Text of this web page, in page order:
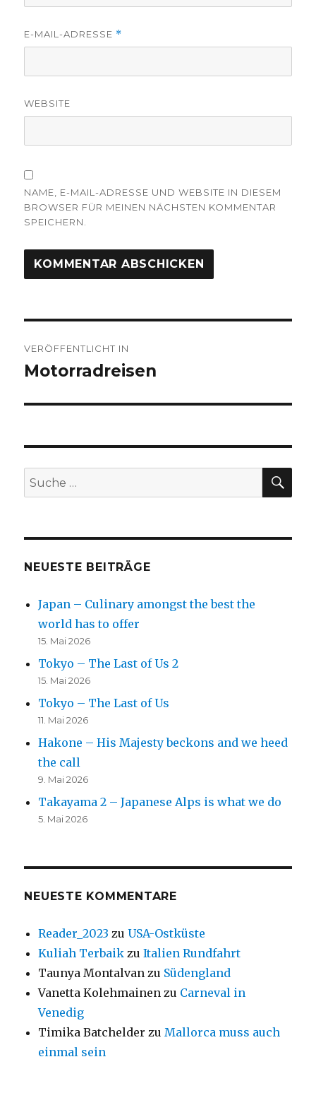
E-MAIL-ADRESSE *
WEBSITE
NAME, E-MAIL-ADRESSE UND WEBSITE IN DIESEM
BROWSER FÜR MEINEN NÄCHSTEN KOMMENTAR
SPEICHERN.
VERÖFFENTLICHT IN
Motorradreisen
Suche
nach:
NEUESTE BEITRÄGE
Japan – Culinary amongst the best the
world has to offer
15. Mai 2026
Tokyo – The Last of Us 2
15. Mai 2026
Tokyo – The Last of Us
11. Mai 2026
Hakone – His Majesty beckons and we heed
the call
9. Mai 2026
Takayama 2 – Japanese Alps is what we do
5. Mai 2026
NEUESTE KOMMENTARE
Reader_2023 zuUSA-Ostküste
Kuliah Terbaik zuItalien Rundfahrt
Taunya Montalvan zu Südengland
Vanetta Kolehmainen zu Carneval in
Venedig
Timika Batchelder zu Mallorca muss auch
einmal sein